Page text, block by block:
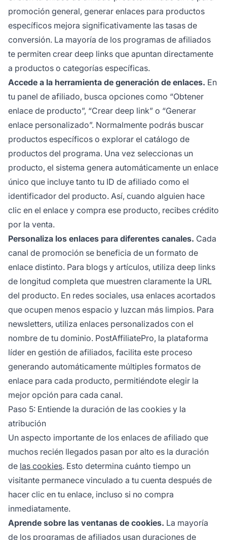
promoción general, generar enlaces para productos
específicos mejora significativamente las tasas de
conversión. La mayoría de los programas de afiliados
te permiten crear deep links que apuntan directamente
a productos o categorías específicas.
Accede a la herramienta de generación de enlaces. En
tu panel de afiliado, busca opciones como “Obtener
enlace de producto”, “Crear deep link” o “Generar
enlace personalizado”. Normalmente podrás buscar
productos específicos o explorar el catálogo de
productos del programa. Una vez seleccionas un
producto, el sistema genera automáticamente un enlace
único que incluye tanto tu ID de afiliado como el
identificador del producto. Así, cuando alguien hace
clic en el enlace y compra ese producto, recibes crédito
por la venta.
Personaliza los enlaces para diferentes canales. Cada
canal de promoción se beneficia de un formato de
enlace distinto. Para blogs y artículos, utiliza deep links
de longitud completa que muestren claramente la URL
del producto. En redes sociales, usa enlaces acortados
que ocupen menos espacio y luzcan más limpios. Para
newsletters, utiliza enlaces personalizados con el
nombre de tu dominio. PostAffiliatePro, la plataforma
líder en gestión de afiliados, facilita este proceso
generando automáticamente múltiples formatos de
enlace para cada producto, permitiéndote elegir la
mejor opción para cada canal.
Paso 5: Entiende la duración de las cookies y la
atribución
Un aspecto importante de los enlaces de afiliado que
muchos recién llegados pasan por alto es la duración
de las cookies. Esto determina cuánto tiempo un
visitante permanece vinculado a tu cuenta después de
hacer clic en tu enlace, incluso si no compra
inmediatamente.
Aprende sobre las ventanas de cookies. La mayoría
de los programas de afiliados usan duraciones de